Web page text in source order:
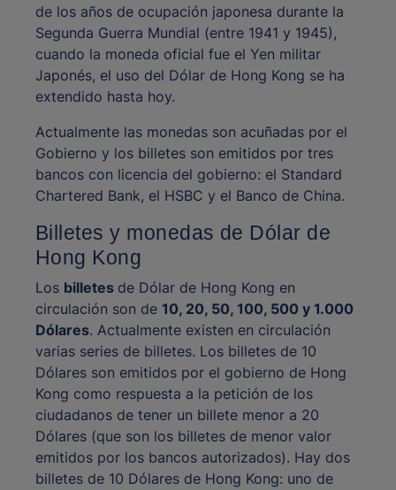
de los años de ocupación japonesa durante la
Segunda Guerra Mundial (entre 1941 y 1945),
cuando la moneda oficial fue el Yen militar
Japonés, el uso del Dólar de Hong Kong se ha
extendido hasta hoy.
Actualmente las monedas son acuñadas por el
Gobierno y los billetes son emitidos por tres
bancos con licencia del gobierno: el Standard
Chartered Bank, el HSBC y el Banco de China.
Billetes y monedas de Dólar de
Hong Kong
Los billetes de Dólar de Hong Kong en
circulación son de 10, 20, 50, 100, 500 y 1.000
Dólares. Actualmente existen en circulación
varias series de billetes. Los billetes de 10
Dólares son emitidos por el gobierno de Hong
Kong como respuesta a la petición de los
ciudadanos de tener un billete menor a 20
Dólares (que son los billetes de menor valor
emitidos por los bancos autorizados). Hay dos
billetes de 10 Dólares de Hong Kong: uno de